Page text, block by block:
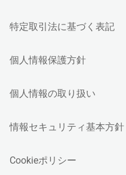
特定取引法に基づく表記
個人情報保護方針
個人情報の取り扱い
情報セキュリティ基本方針
Cookieポリシー